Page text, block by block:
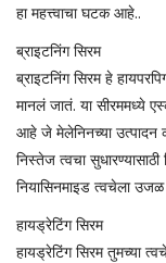
हा महत्त्वाचा घटक आहे..
ब्राइटनिंग सिरम
ब्राइटनिंग सिरम हे
मानलं जातं. या सीरममध्ये
आहे जे मेलेनिनच्या उत्पादन
निस्तेज त्वचा
नियासिनमाइड त्वचेला
हायड्रेटिंग सिरम
हायड्रेटिंग सिरम तुमच्या